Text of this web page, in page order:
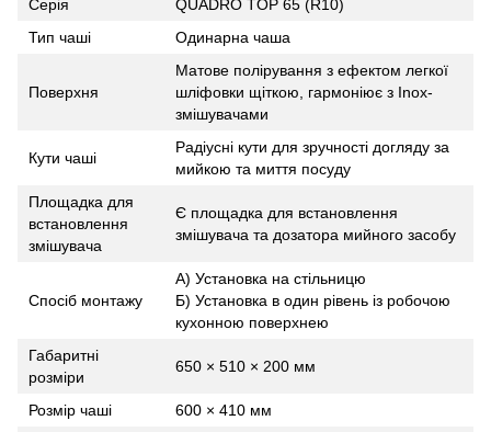
Серія
QUADRO TOP 65 (R10)
Тип чаші
Одинарна чаша
Поверхня
Матове полірування з ефектом легкої
шліфовки щіткою, гармоніює з Inox-
змішувачами
Кути чаші
Радіусні кути для зручності догляду за
мийкою та миття посуду
Площадка для
встановлення
змішувача
Є площадка для встановлення
змішувача та дозатора мийного засобу
Спосіб монтажу
А) Установка на стільницю
Б) Установка в один рівень із робочою
кухонною поверхнею
Габаритні
розміри
650 × 510 × 200 мм
Розмір чаші
600 × 410 мм